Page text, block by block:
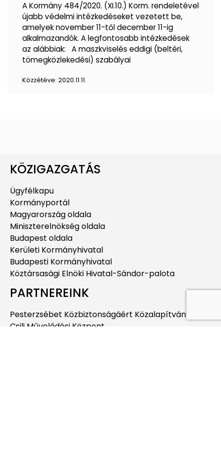
A Kormány 484/2020. (XI.10.) Korm. rendeletével
újabb védelmi intézkedéseket vezetett be,
amelyek november 11-től december 11-ig
alkalmazandók. A legfontosabb intézkedések
az alábbiak: A maszkviselés eddigi (beltéri,
tömegközlekedési) szabályai
Közzétéve: 2020.11.11.
KÖZIGAZGATÁS
Ügyfélkapu
Kormányportál
Magyarország oldala
Miniszterelnökség oldala
Budapest oldala
Kerületi Kormányhivatal
Budapesti Kormányhivatal
Köztársasági Elnöki Hivatal-Sándor-palota
PARTNEREINK
Pesterzsébet Közbiztonságáért Közalapítvány
Csili Művelődési Központ